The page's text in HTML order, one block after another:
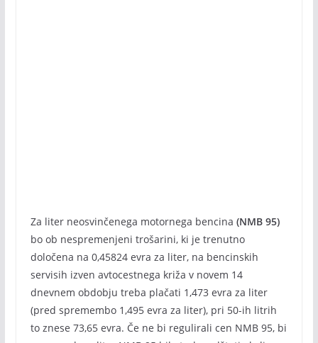
Za liter neosvinčenega motornega bencina (NMB 95)
bo ob nespremenjeni trošarini, ki je trenutno
določena na 0,45824 evra za liter, na bencinskih
servisih izven avtocestnega križa v novem 14
dnevnem obdobju treba plačati 1,473 evra za liter
(pred spremembo 1,495 evra za liter), pri 50-ih litrih
to znese 73,65 evra. Če ne bi regulirali cen NMB 95, bi